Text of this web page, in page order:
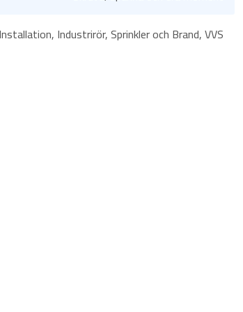
Industrirör, Sprinkler och Brand, VVS